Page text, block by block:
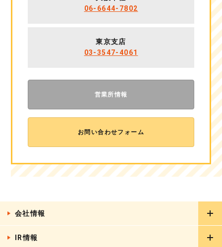
06-6644-7802
東京支店
03-3547-4061
営業所情報
お問い合わせフォーム
会社情報
ごあいさつ
IR情報